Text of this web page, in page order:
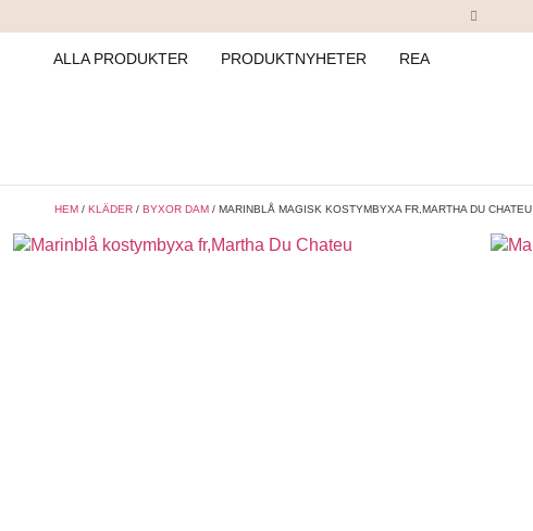
ALLA PRODUKTER PRODUKTNYHETER REA
HEM / KLÄDER / BYXOR DAM / MARINBLÅ MAGISK KOSTYMBYXA FR,MARTHA DU CHATEU